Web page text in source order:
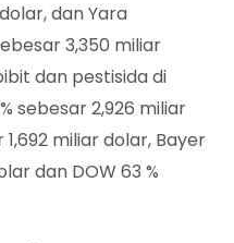
dan Yara
3,350 miliar
dan pestisida di
sebesar 2,926 miliar
1,692 miliar dolar, Bayer
dan DOW 63 %